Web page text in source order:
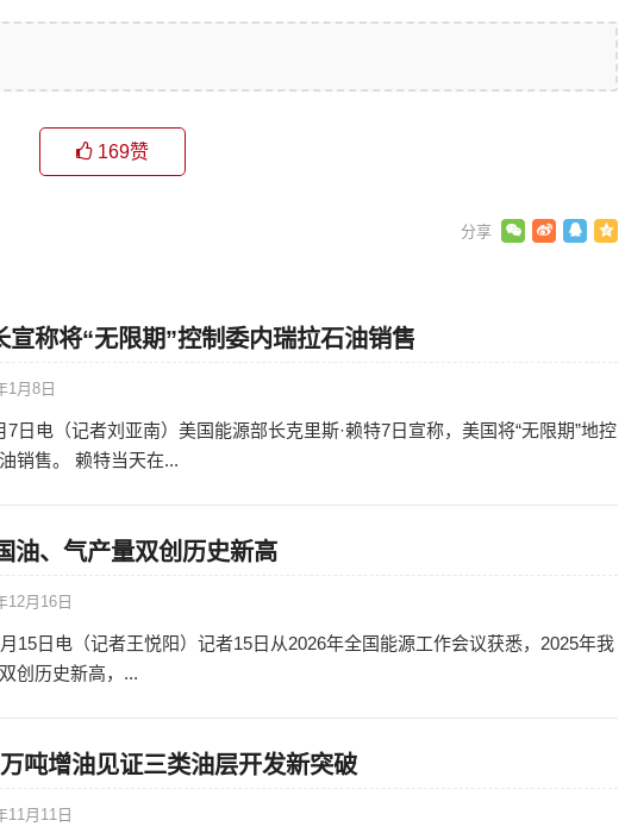
169赞
宣称将“无限期”控制委内瑞拉石油销售
1月8日
7日电（记者刘亚南）美国能源部长克里斯·赖特7日宣称，美国将“无限期”地控
销售。 赖特当天在...
油、气产量双创历史新高
12月16日
15日电（记者王悦阳）记者15日从2026年全国能源工作会议获悉，2025年我
创历史新高，...
吨增油见证三类油层开发新突破
11月11日